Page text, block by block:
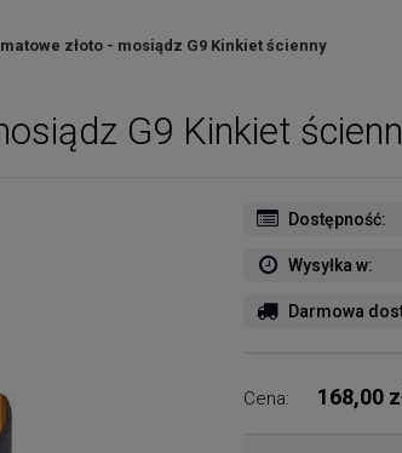
złoto - mosiądz G9 Kinkiet ścienny
G9 Kinkiet
Dostępność:
Wysyłka w:
Darmowa
Cena: 168,00